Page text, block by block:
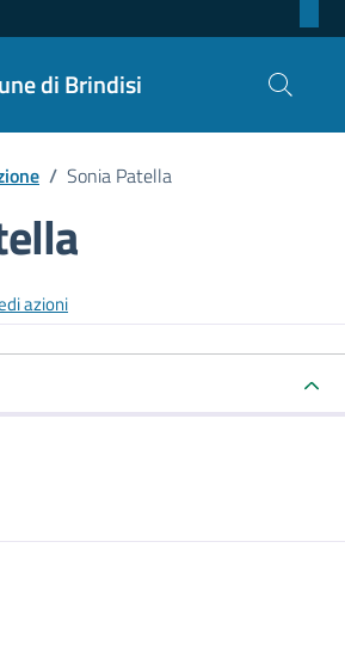
di Brindisi
/ Sonia Patella
persona pubblica
azioni